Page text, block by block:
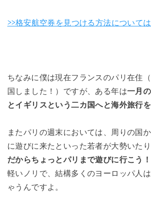
>>格安航空券を見つける方法について
ちなみに僕は現在フランスのパリ在住（
国しました！）ですが、ある年は一月
とイギリスという二カ国へと海外旅行
またパリの週末においては、周りの国
に遊びに来たといった若者が大勢いたり
だからちょっとパリまで遊びに行こう！
軽いノリで、結構多くのヨーロッパ人
ゃうんですよ。